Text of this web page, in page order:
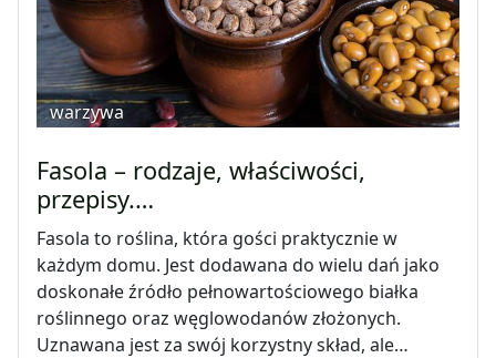
warzywa
Fasola – rodzaje, właściwości,
przepisy.…
Fasola to roślina, która gości praktycznie w
każdym domu. Jest dodawana do wielu dań jako
doskonałe źródło pełnowartościowego białka
roślinnego oraz węglowodanów złożonych.
Uznawana jest za swój korzystny skład, ale…